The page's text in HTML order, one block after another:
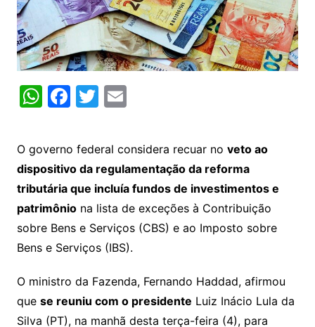
W
at
s
A
p
p
F
c
e
b
o
o
k
T
itt
er
E
ai
l
O governo federal considera recuar no veto ao
dispositivo da regulamentação da reforma
tributária que incluía fundos de investimentos e
patrimôniona lista de exceções à Contribuição
sobre Bens e Serviços (CBS) e ao Imposto sobre
Bens e Serviços (IBS).
O ministro da Fazenda, Fernando Haddad, afirmou
que se reuniu com o presidente Luiz Inácio Lula da
Silva (PT), na manhã desta terça-feira (4), para